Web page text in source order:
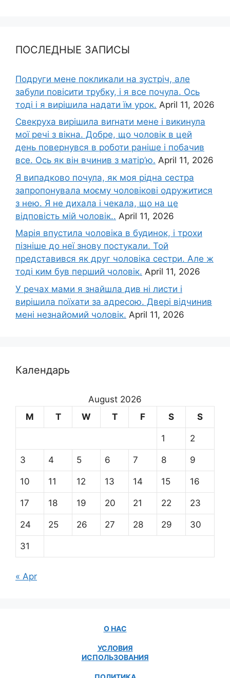
ПОСЛЕДНЫЕ ЗАПИСЫ
Подруги мене покликали на зустріч, але
забули повісити трубку, і я все почула. Ось
тоді і я вирішила надати їм урок. April 11, 2026
Свекруха вирішила виrнати мене і викинула
мої речі з вікна. Добре, що чоловік в цей
день повернувся в роботи раніше і побачив
все. Ось як він вчинив з матір’ю. April 11, 2026
Я випадково почула, як моя рідна сестра
запропонувала моєму чоловікові одружитися
з нею. Я не дихала і чекала, що на це
відповість мій чоловік.. April 11, 2026
Марія впустила чоловіка в будинок, і трохи
пізніше до неї знову постукали. Той
представився як друг чоловіка сестри. Але ж
тоді ким був перший чоловік. April 11, 2026
У речах мами я знайшла див ні листи і
вирішила поїхати за адресою. Двері відчинив
мені незнайомий чоловік. April 11, 2026
Календарь
August 2026
M
T W T F S S
1 2
3 4 5 6 7 8 9
10 11 12 13 14 15 16
17 18 19 20 21 22 23
24 25 26 27 28 29 30
31
« Apr
О НАС
УСЛОВИЯ
ИСПОЛЬЗОВАНИЯ